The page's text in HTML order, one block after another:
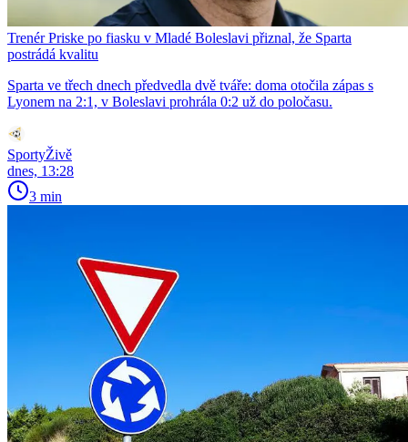
Trenér Priske po fiasku v Mladé Boleslavi přiznal, že Sparta
postrádá kvalitu
Sparta ve třech dnech předvedla dvě tváře: doma otočila zápas s
Lyonem na 2:1, v Boleslavi prohrála 0:2 už do poločasu.
SportyŽivě
dnes, 13:28
3 min